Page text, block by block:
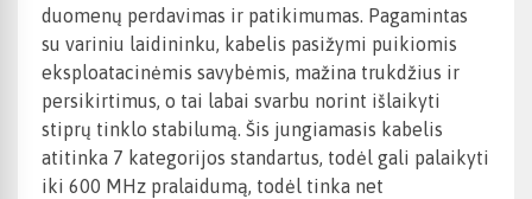
duomenų perdavimas ir patikimumas. Pagamintas
su variniu laidininku, kabelis pasižymi puikiomis
eksploatacinėmis savybėmis, mažina trukdžius ir
persikirtimus, o tai labai svarbu norint išlaikyti
stiprų tinklo stabilumą. Šis jungiamasis kabelis
atitinka 7 kategorijos standartus, todėl gali palaikyti
iki 600 MHz pralaidumą, todėl tinka net